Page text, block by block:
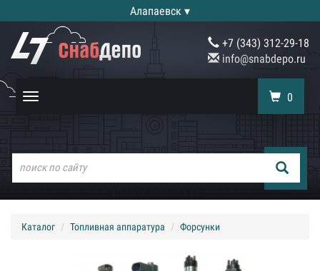
Алапаевск ▾
+7 (343) 312-29-18
info@snabdepo.ru
Toggle
0
Каталог Топливная аппаратура Форсунки